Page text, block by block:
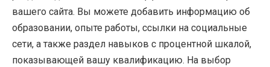
вашего сайта. Вы можете добавить информацию об
образовании, опыте работы, ссылки на социальные
сети, а также раздел навыков с процентной шкалой,
показывающей вашу квалификацию. На выбор